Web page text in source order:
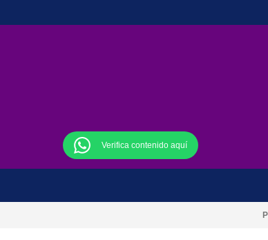
Verifica contenido aquí